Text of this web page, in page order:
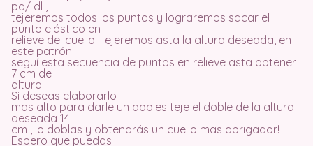
pa/ dl ,
tejeremos todos los puntos y lograremos sacar el
punto elástico en
relieve del cuello. Tejeremos asta la altura deseada, en
este patrón
seguí esta secuencia de puntos en relieve asta obtener
7 cm de
altura.
Si deseas elaborarlo
mas alto para darle un dobles teje el doble de la altura
deseada 14
cm , lo doblas y obtendrás un cuello mas abrigador!
Espero que puedas